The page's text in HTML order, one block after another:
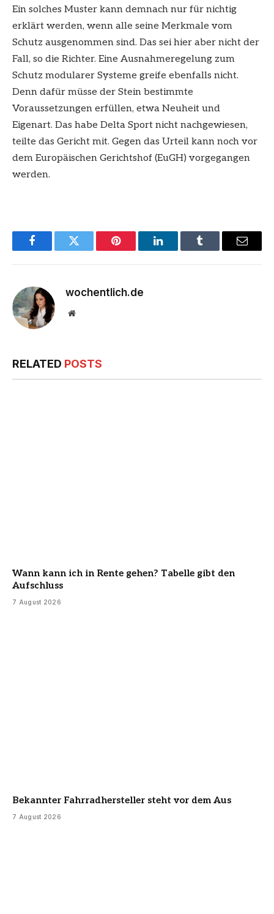
Ein solches Muster kann demnach nur für nichtig
erklärt werden, wenn alle seine Merkmale vom
Schutz ausgenommen sind. Das sei hier aber nicht der
Fall, so die Richter. Eine Ausnahmeregelung zum
Schutz modularer Systeme greife ebenfalls nicht.
Denn dafür müsse der Stein bestimmte
Voraussetzungen erfüllen, etwa Neuheit und
Eigenart. Das habe Delta Sport nicht nachgewiesen,
teilte das Gericht mit. Gegen das Urteil kann noch vor
dem Europäischen Gerichtshof (EuGH) vorgegangen
werden.
FacebookTwitter Pinterest LinkedInTumblr Email
wochentlich.de
Website
RELATED POSTS
Wann kann ich in Rente gehen? Tabelle gibt den
Aufschluss
7 August 2026
Bekannter Fahrradhersteller steht vor dem Aus
7 August 2026